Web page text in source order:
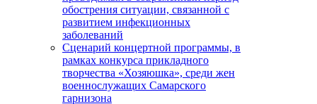
обострения ситуации, связанной с
развитием инфекционных
заболеваний
Сценарий концертной программы, в
рамках конкурса прикладного
творчества «Хозяюшка», среди жен
военнослужащих Самарского
гарнизона